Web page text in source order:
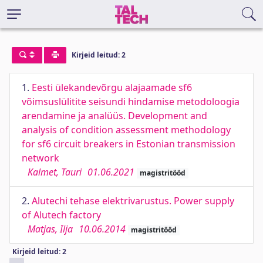
Kirjeid leitud: 2
1. Eesti ülekandevõrgu alajaamade sf6
võimsuslülitite seisundi hindamise metodoloogia
arendamine ja analüüs. Development and
analysis of condition assessment methodology
for sf6 circuit breakers in Estonian transmission
network
Kalmet, Tauri 01.06.2021 magistritööd
2. Alutechi tehase elektrivarustus. Power supply
of Alutech factory
Matjas, Ilja 10.06.2014 magistritööd
Kirjeid leitud: 2